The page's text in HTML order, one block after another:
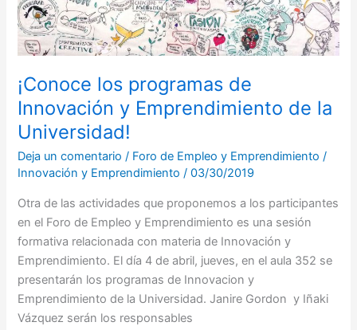
¡Conoce los programas de
Innovación y Emprendimiento de la
Universidad!
Deja un comentario / Foro de Empleo y Emprendimiento /
Innovación y Emprendimiento/03/30/2019
Otra de las actividades que proponemos a los participantes
en el Foro de Empleo y Emprendimiento es una sesión
formativa relacionada con materia de Innovación y
Emprendimiento. El día 4 de abril, jueves, en el aula 352 se
presentarán los programas de Innovacion y
Emprendimiento de la Universidad. Janire Gordon y Iñaki
Vázquez serán los responsables
de
Innovación
y
de
la
Universidad!